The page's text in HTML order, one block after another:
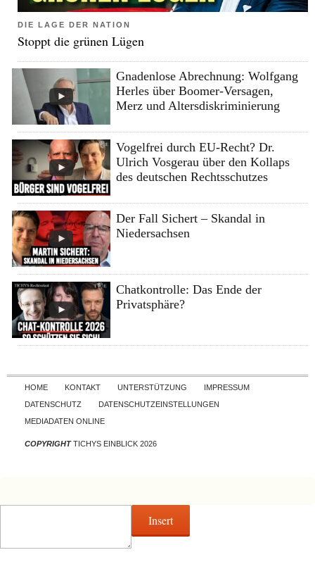
DIE LAGE DER NATION
Stoppt die grünen Lügen
Gnadenlose Abrechnung: Wolfgang
Herles über Boomer-Versagen,
Merz und Altersdiskriminierung
Vogelfrei durch EU-Recht? Dr.
Ulrich Vosgerau über den Kollaps
des deutschen Rechtsschutzes
Der Fall Sichert – Skandal in
Niedersachsen
Chatkontrolle: Das Ende der
Privatsphäre?
Skip to content
HOME KONTAKT UNTERSTÜTZUNG
IMPRESSUM
DATENSCHUTZ
DATENSCHUTZEINSTELLUNGEN
MEDIADATEN ONLINE
COPYRIGHTTICHYS EINBLICK 2026
Insert